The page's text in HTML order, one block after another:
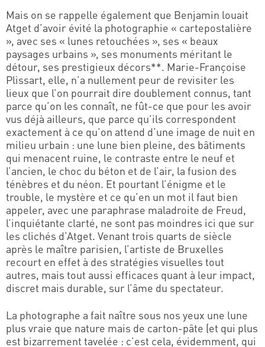
Mais on se rappelle également que Benjamin louait
Atget d’avoir évité la photographie « cartepostalière
», avec ses « lunes retouchées », ses « beaux
paysages urbains », ses monuments méritant le
détour, ses prestigieux décors**. Marie-Françoise
Plissart, elle, n’a nullement peur de revisiter les
lieux que l’on pourrait dire doublement connus, tant
parce qu’on les connaît, ne fût-ce que pour les avoir
vus déjà ailleurs, que parce qu’ils correspondent
exactement à ce qu’on attend d’une image de nuit en
milieu urbain : une lune bien pleine, des bâtiments
qui menacent ruine, le contraste entre le neuf et
l’ancien, le choc du béton et de l’air, la fusion des
ténèbres et du néon. Et pourtant l’énigme et le
trouble, le mystère et ce qu’en un mot il faut bien
appeler, avec une paraphrase maladroite de Freud,
l’inquiétante clarté, ne sont pas moindres ici que sur
les clichés d’Atget. Venant trois quarts de siècle
après le maître parisien, l’artiste de Bruxelles
recourt en effet à des stratégies visuelles tout
autres, mais tout aussi efficaces quant à leur impact,
discret mais durable, sur l’âme du spectateur.
La photographe a fait naître sous nos yeux une lune
plus vraie que nature mais de carton-pâte (et qui plus
est bizarrement tavelée : c’est cela, évidemment, qui